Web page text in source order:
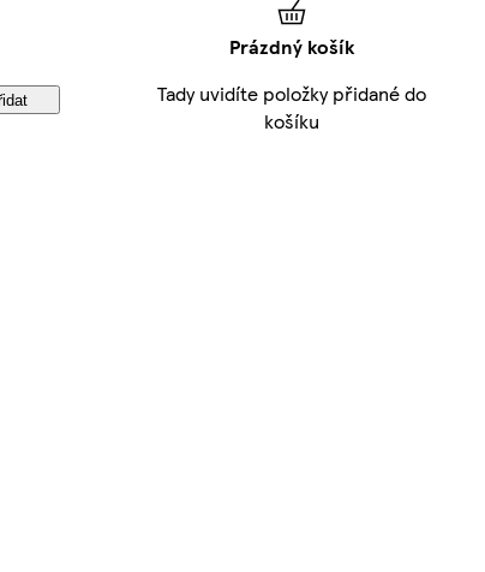
Prázdný košík
Tady uvidíte položky přidané do
košíku